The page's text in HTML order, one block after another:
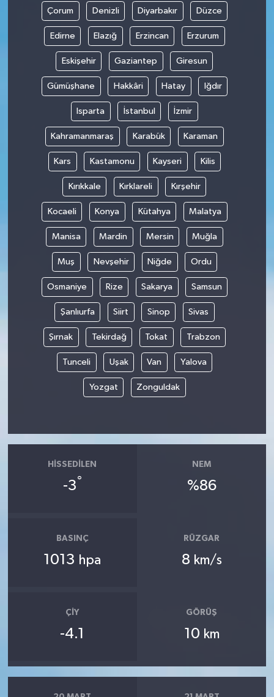
Çorum Denizli Diyarbakır Düzce
Edirne Elazığ Erzincan Erzurum
Eskişehir Gaziantep Giresun
Gümüşhane Hakkâri Hatay Iğdır
Isparta İstanbul İzmir
Kahramanmaraş Karabük Karaman
Kars Kastamonu Kayseri Kilis
Kırıkkale Kırklareli Kırşehir
Kocaeli Konya Kütahya Malatya
Manisa Mardin Mersin Muğla
Muş Nevşehir Niğde Ordu
Osmaniye Rize Sakarya Samsun
Şanlıurfa Siirt Sinop Sivas
Şırnak Tekirdağ Tokat Trabzon
Tunceli Uşak Van Yalova
Yozgat Zonguldak
HISSEDILEN
-3°
NEM
%86
BASINÇ
1013 hpa
RÜZGAR
8 km/s
ÇIY
-4.1
GÖRÜŞ
10 km
Yerel